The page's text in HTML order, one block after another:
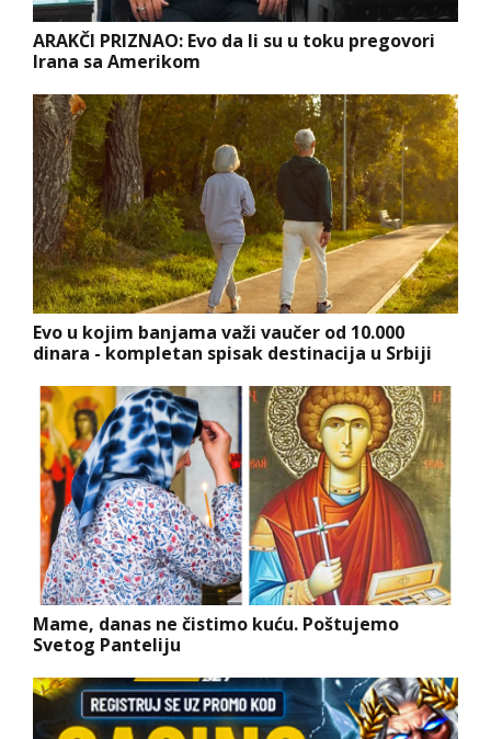
ARAKČI PRIZNAO: Evo da li su u toku pregovori
Irana sa Amerikom
Evo u kojim banjama važi vaučer od 10.000
dinara - kompletan spisak destinacija u Srbiji
Mame, danas ne čistimo kuću. Poštujemo
Svetog Panteliju